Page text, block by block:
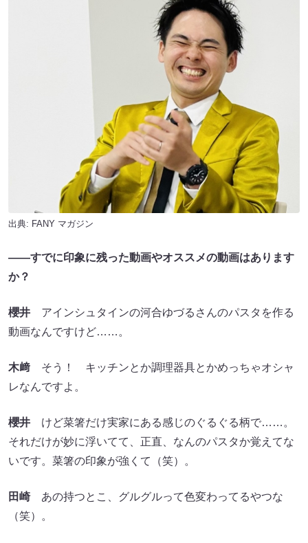
出典: FANY マガジン
——すでに印象に残った動画やオススメの動画はあります
か？
櫻井 アインシュタインの河合ゆづるさんのパスタを作る
動画なんですけど……。
木﨑 そう！ キッチンとか調理器具とかめっちゃオシャ
レなんですよ。
櫻井 けど菜箸だけ実家にある感じのぐるぐる柄で……。
それだけが妙に浮いてて、正直、なんのパスタか覚えてな
いです。菜箸の印象が強くて（笑）。
田崎あの持つとこ、グルグルって色変わってるやつな
（笑）。